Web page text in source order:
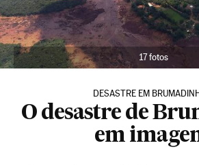
17 fotos
DESASTRE EM
O desastre de
em